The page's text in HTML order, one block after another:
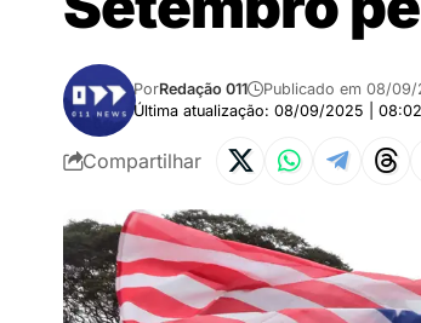
Última atualização: 08/09/2025 | 08:02
PorRedação 011 Publicado em 08/09/
Compartilhar